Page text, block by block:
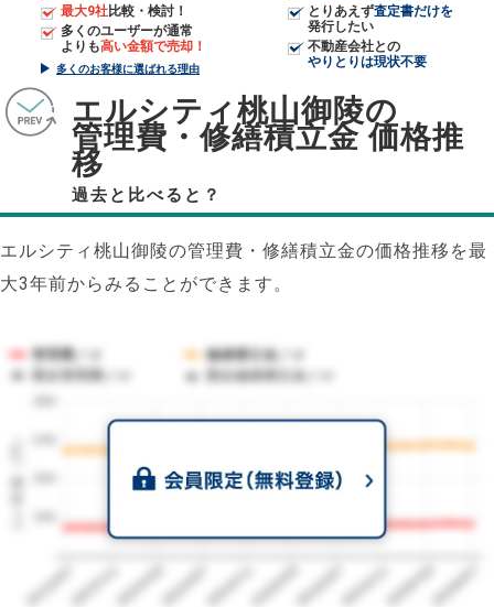
最大9社比較・検討！
多くのユーザーが通常
よりも高い金額で売却！
多くのお客様に選ばれる理由
とりあえず査定書だけを
発行したい
不動産会社との
やりとりは現状不要
エルシティ桃山御陵の
管理費・修繕積立金 価格推
移
過去と比べると？
エルシティ桃山御陵の管理費・修繕積立金の価格推移を最
大3年前からみることができます。
1㎡単価（円）
管理費／㎡
修繕積立金／㎡
競合管理費／㎡
競合修繕積立金／㎡
2023/072023/112024/032024/072024/112025/032025/072025/112026/032026/07